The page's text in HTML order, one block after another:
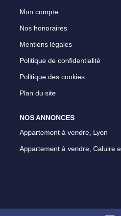
Mon compte
Nos honoraires
Mentions légales
Politique de confidentialité
Politique des cookies
Plan du site
NOS ANNONCES
Appartement à vendre, Lyon
Appartement à vendre, Caluire